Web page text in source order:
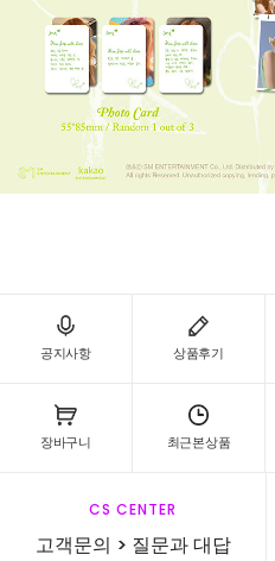
공지사항 상품후기
장바구니 최근본상품
CS CENTER
고객문의 > 질문과 대답